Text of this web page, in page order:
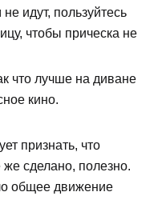
идут, пользуйтесь
чтобы прическа не
что лучше на диване
кино.
признать, что
же сделано, полезно.
общее движение